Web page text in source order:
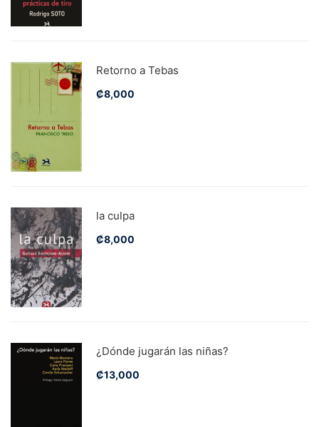
Retorno a Tebas
₡8,000
la culpa
₡8,000
¿Dónde jugarán las niñas?
₡13,000